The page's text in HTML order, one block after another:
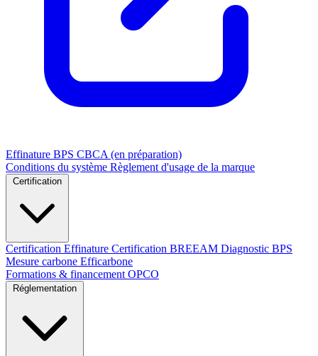
Effinature BPS CBCA (en préparation)
Conditions du système Règlement d'usage de la marque
Certification
Certification Effinature Certification BREEAM Diagnostic BPS
Mesure carbone Efficarbone
Formations & financement OPCO
Réglementation